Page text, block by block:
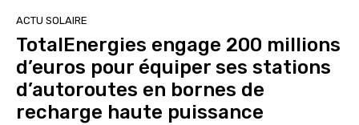
ACTU SOLAIRE
TotalEnergies engage 200 millions
d’euros pour équiper ses stations
d’autoroutes en bornes de
recharge haute puissance